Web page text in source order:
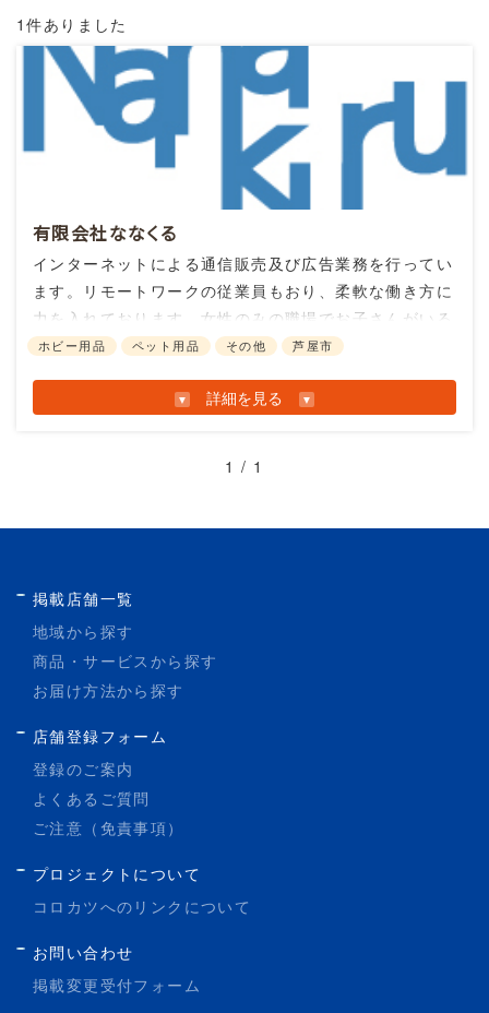
1件ありました
有限会社ななくる
インターネットによる通信販売及び広告業務を行ってい
ます。リモートワークの従業員もおり、柔軟な働き方に
力を入れております。女性のみの職場でお子さんがいる
主婦でも働きやすく、働きがいのある職場づくりに力を
お知らせ情報
有限会社ななくる
住所： 〒659-0068 兵庫県兵庫県芦屋市業平町2-7-
1101
電話番号：
ホビー用品 ペット用品 その他 芦屋市
詳細を見る
1 / 1
掲載店舗一覧
地域から探す
商品・サービスから探す
お届け方法から探す
店舗登録フォーム
登録のご案内
よくあるご質問
ご注意（免責事項）
プロジェクトについて
コロカツへのリンクについて
お問い合わせ
掲載変更受付フォーム